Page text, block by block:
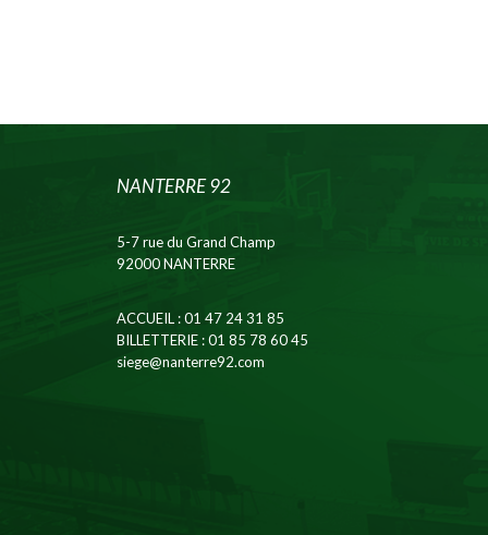
NANTERRE 92
5-7 rue du Grand Champ
92000 NANTERRE
ACCUEIL: 01 47 24 31 85
BILLETTERIE: 01 85 78 60 45
siege@nanterre92.com